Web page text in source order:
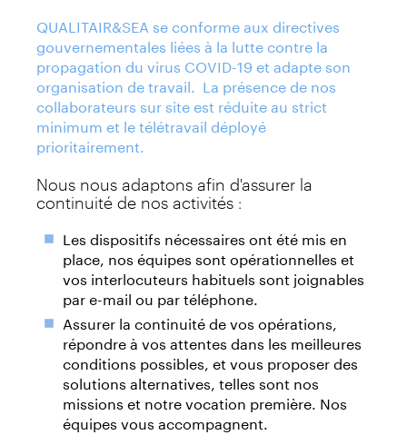
QUALITAIR&SEA se conforme aux directives
gouvernementales liées à la lutte contre la
propagation du virus COVID-19 et adapte son
organisation de travail. La présence de nos
collaborateurs sur site est réduite au strict
minimum et le télétravail déployé
prioritairement.
Nous nous adaptons afin d'assurer la
continuité de nos activités :
Les dispositifs nécessaires ont été mis en
place, nos équipes sont opérationnelles et
vos interlocuteurs habituels sont joignables
par e-mail ou par téléphone.
Assurer la continuité de vos opérations,
répondre à vos attentes dans les meilleures
conditions possibles, et vous proposer des
solutions alternatives, telles sont nos
missions et notre vocation première. Nos
équipes vous accompagnent.